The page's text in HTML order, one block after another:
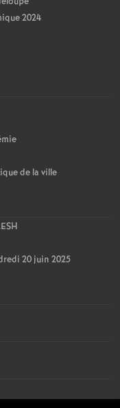
2024
de la ville
20 juin 2025